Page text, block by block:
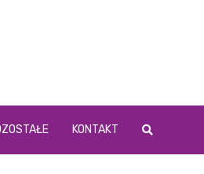
KONTAKT